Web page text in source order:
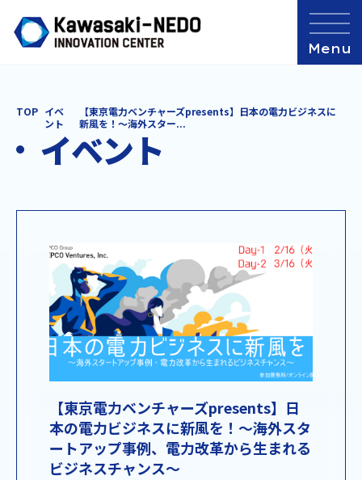
TOP イベ
ント
【東京電力ベンチャーズpresents】日本の電力ビジネスに
新風を！～海外スター...
イベント
【東京電力ベンチャーズpresents】日
本の電力ビジネスに新風を！～海外スタ
ートアップ事例、電力改革から生まれる
ビジネスチャンス～